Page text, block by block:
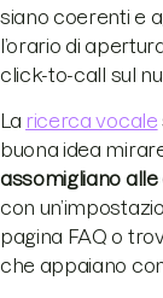
siano coerenti e
l’orario di
click-to-call sul
La ricerca vocale
buona idea
assomigliano
con
pagina FAQ o
che appaiano